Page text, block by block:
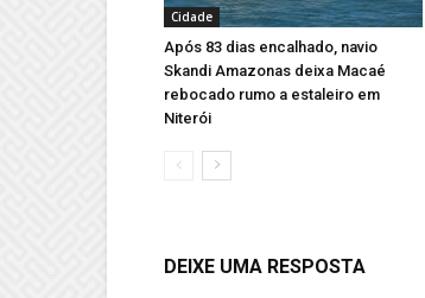
Cidade
Após 83 dias encalhado, navio
Skandi Amazonas deixa Macaé
rebocado rumo a estaleiro em
Niterói
DEIXE UMA RESPOSTA